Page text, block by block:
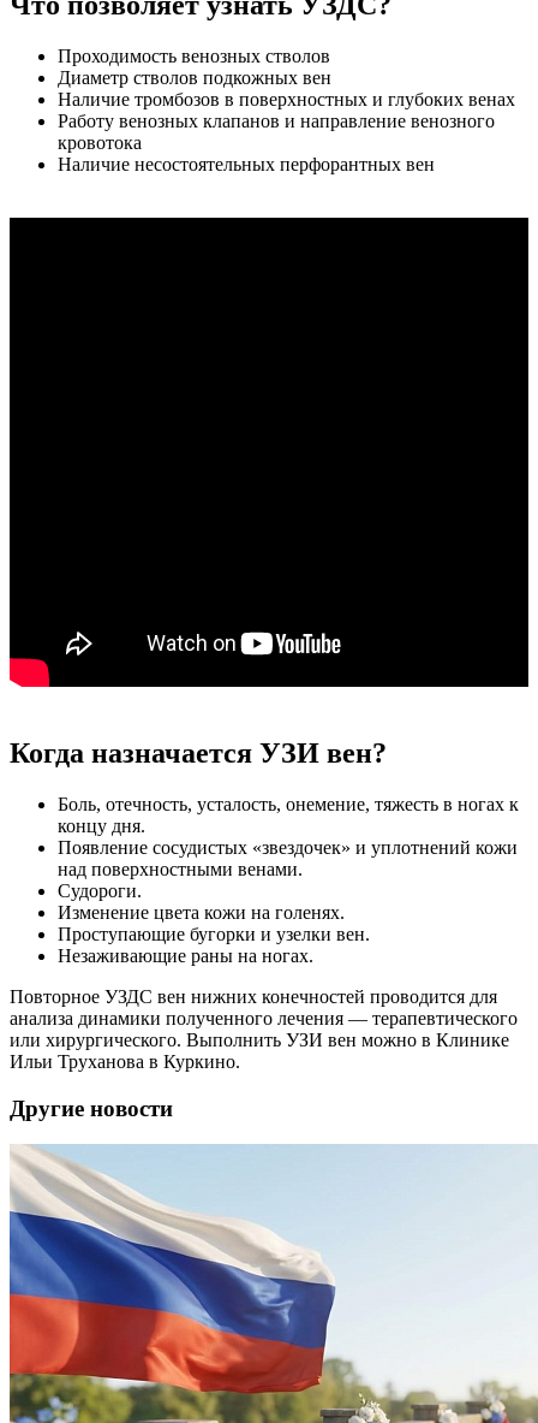
Проходимость венозных стволов
Диаметр стволов подкожных вен
Наличие тромбозов в поверхностных и глубоких венах
Работу венозных клапанов и направление венозного
кровотока
Наличие несостоятельных перфорантных вен
Когда назначается УЗИ вен?
Боль, отечность, усталость, онемение, тяжесть в ногах к
концу дня.
Появление сосудистых «звездочек» и уплотнений кожи
над поверхностными венами.
Судороги.
Изменение цвета кожи на голенях.
Проступающие бугорки и узелки вен.
Незаживающие раны на ногах.
Повторное УЗДС вен нижних конечностей проводится для
анализа динамики полученного лечения — терапевтического
или хирургического. Выполнить УЗИ вен можно в Клинике
Ильи Труханова в Куркино.
Другие новости